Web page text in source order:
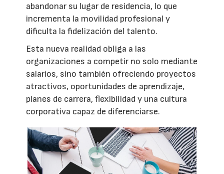
abandonar su lugar de residencia, lo que
incrementa la movilidad profesional y
dificulta la fidelización del talento.
Esta nueva realidad obliga a las
organizaciones a competir no solo mediante
salarios, sino también ofreciendo proyectos
atractivos, oportunidades de aprendizaje,
planes de carrera, flexibilidad y una cultura
corporativa capaz de diferenciarse.